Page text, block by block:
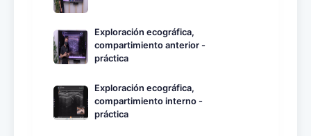
Exploración ecográfica,
compartimiento anterior -
práctica
Exploración ecográfica,
compartimiento interno -
práctica